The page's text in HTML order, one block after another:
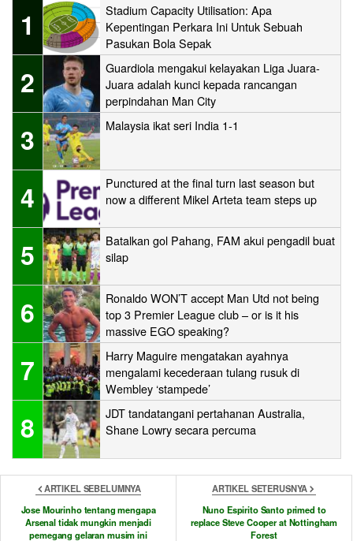
1
Stadium Capacity Utilisation: Apa
Kepentingan Perkara Ini Untuk Sebuah
Pasukan Bola Sepak
2
Guardiola mengakui kelayakan Liga Juara-
Juara adalah kunci kepada rancangan
perpindahan Man City
3 Malaysia ikat seri India 1-1
4
Punctured at the final turn last season but
now a different Mikel Arteta team steps up
5
Batalkan gol Pahang, FAM akui pengadil buat
silap
6
Ronaldo WON’T accept Man Utd not being
top 3 Premier League club – or is it his
massive EGO speaking?
7
Harry Maguire mengatakan ayahnya
mengalami kecederaan tulang rusuk di
Wembley ‘stampede’
8
JDT tandatangani pertahanan Australia,
Shane Lowry secara percuma
ARTIKEL SEBELUMNYA
Jose Mourinho tentang mengapa
Arsenal tidak mungkin menjadi
pemegang gelaran musim ini
ARTIKEL SETERUSNYA
Nuno Espirito Santo primed to
replace Steve Cooper at Nottingham
Forest